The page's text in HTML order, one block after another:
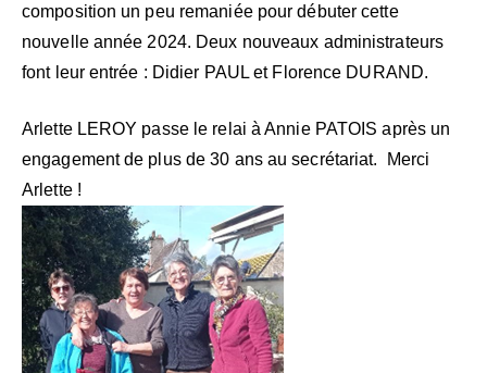
composition un peu remaniée pour débuter cette
nouvelle année 2024. Deux nouveaux administrateurs
font leur entrée : Didier PAUL et Florence DURAND.
Arlette LEROY passe le relai à Annie PATOIS après un
engagement de plus de 30 ans au secrétariat. Merci
Arlette !